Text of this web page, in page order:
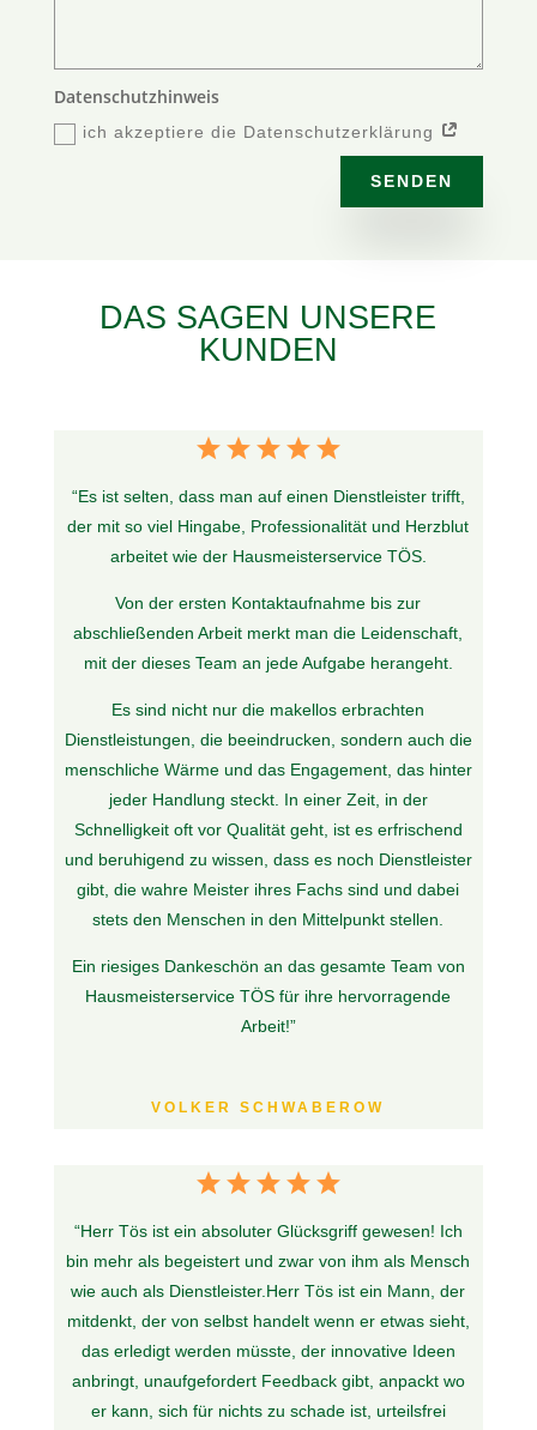
Datenschutzhinweis
ich akzeptiere die Datenschutzerklärung
SENDEN
DAS SAGEN UNSERE
KUNDEN
“Es ist selten, dass man auf einen Dienstleister trifft,
der mit so viel Hingabe, Professionalität und Herzblut
arbeitet wie der Hausmeisterservice TÖS.
Von der ersten Kontaktaufnahme bis zur
abschließenden Arbeit merkt man die Leidenschaft,
mit der dieses Team an jede Aufgabe herangeht.
Es sind nicht nur die makellos erbrachten
Dienstleistungen, die beeindrucken, sondern auch die
menschliche Wärme und das Engagement, das hinter
jeder Handlung steckt. In einer Zeit, in der
Schnelligkeit oft vor Qualität geht, ist es erfrischend
und beruhigend zu wissen, dass es noch Dienstleister
gibt, die wahre Meister ihres Fachs sind und dabei
stets den Menschen in den Mittelpunkt stellen.
Ein riesiges Dankeschön an das gesamte Team von
Hausmeisterservice TÖS für ihre hervorragende
Arbeit!”
VOLKER SCHWABEROW
“Herr Tös ist ein absoluter Glücksgriff gewesen! Ich
bin mehr als begeistert und zwar von ihm als Mensch
wie auch als Dienstleister. Herr Tös ist ein Mann, der
mitdenkt, der von selbst handelt wenn er etwas sieht,
das erledigt werden müsste, der innovative Ideen
anbringt, unaufgefordert Feedback gibt, anpackt wo
er kann, sich für nichts zu schade ist, urteilsfrei